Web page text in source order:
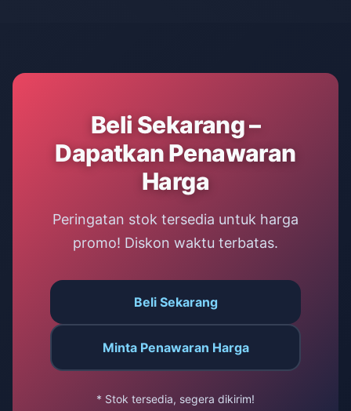
Beli Sekarang –
Dapatkan Penawaran
Harga
Peringatan stok tersedia untuk harga
promo! Diskon waktu terbatas.
Beli Sekarang
Minta Penawaran Harga
* Stok tersedia, segera dikirim!